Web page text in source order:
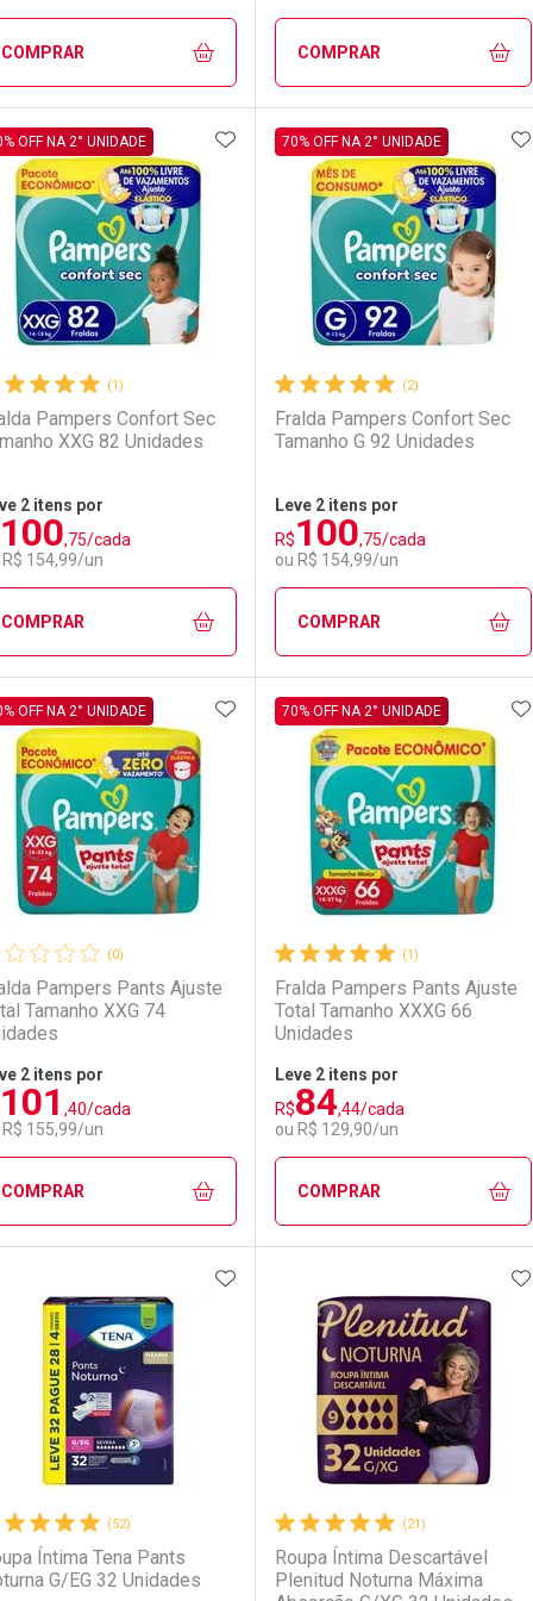
Comprar sem Desconto
Comprar sem Desconto
Comprar sem Desconto
Comprar sem Desconto
COMPRAR
FECHAR
Ativar Desconto
Comprar sem Desconto
FECHAR
Menos
Comprar sem Desconto
COMPRAR
Laboratório
Ativar Desconto
Comprar sem Desconto
Por Menos
Comprar sem Desconto
(1)
Pampers Confort Sec
XXG 82 Unidades
OFF NA 2° UNIDADE
2 itens por
100,75/cada
R$ 154,99/un
ADICIONAR AOS FAVORITOS
COMPRAR
FECHAR
Ativar Desconto
Comprar sem Desconto
FECHAR
Menos
2 unidades
Por R$ 100,75/cada
Comprar sem Desconto
(2)
Fralda Pampers Confort Sec
Tamanho G 92 Unidades
70% OFF NA 2° UNIDADE
Leve 2 itens por
R$100,75/cada
ou R$ 154,99/un
COMPRAR
Laboratório
Ativar Desconto
Comprar sem Desconto
Por Menos
Comprar 2 unidades
Por R$ 100,75/cada
Comprar sem Desconto
(0)
Pampers Pants Ajuste
Tamanho XXG 74
OFF NA 2° UNIDADE
2 itens por
101 ,40/cada
R$ 155,99/un
ADICIONAR AOS FAVORITOS
COMPRAR
FECHAR
FECHAR
Menos
(1)
Fralda Pampers Pants Ajuste
Total Tamanho XXXG 66
Unidades
70% OFF NA 2° UNIDADE
Leve 2 itens por
R$84,44/cada
ou R$ 129,90/un
COMPRAR
Laboratório
Por Menos
(52)
Íntima Tena Pants
G/EG 32 Unidades
ADICIONAR AOS FAVORITOS
(21)
Roupa Íntima Descartável
Plenitud Noturna Máxima
TERMO DIGITADO